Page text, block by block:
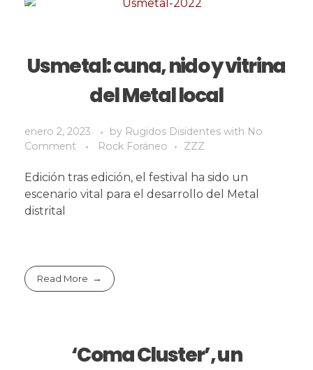
Usmetal: cuna, nido y vitrina
del Metal local
enero 2, 2023 by Rugidos Disidentes with No
Comment
Rock Foráneo ZZZ
Edición tras edición, el festival ha sido un
escenario vital para el desarrollo del Metal
distrital
Read More
‘Coma Cluster’, un